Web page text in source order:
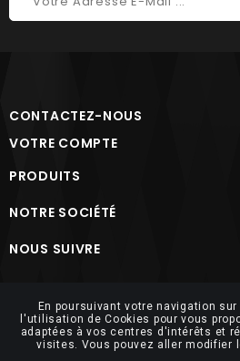
CONTACTEZ-NOUS
VOTRE COMPTE
PRODUITS
NOTRE SOCIÉTÉ
NOUS SUIVRE
En poursuivant votre navigation
l'utilisation de Cookies pour vous
adaptées à vos centres d'intérêts et
visites. Vous pouvez aller modifier